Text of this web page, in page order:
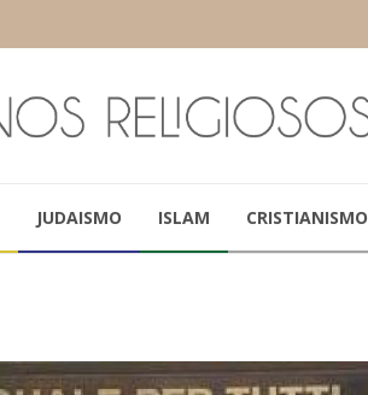
JUDAISMO ISLAM CRISTIANISMO